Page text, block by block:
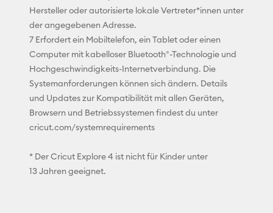
Hersteller oder autorisierte lokale Vertreter*innen unter
der angegebenen Adresse.
7 Erfordert ein Mobiltelefon, ein Tablet oder einen
Computer mit kabelloser Bluetooth®-Technologie und
Hochgeschwindigkeits-Internetverbindung. Die
Systemanforderungen können sich ändern. Details
und Updates zur Kompatibilität mit allen Geräten,
Browsern und Betriebssystemen findest du unter
cricut.com/systemrequirements
* Der Cricut Explore 4 ist nicht für Kinder unter
13 Jahren geeignet.